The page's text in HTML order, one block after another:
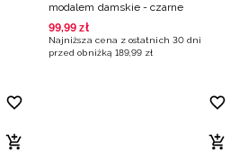
modalem damskie - czarne
99,99 zł
Najniższa cena z ostatnich 30 dni
przed obniżką 189,99 zł